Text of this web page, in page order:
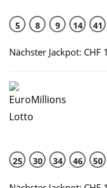
5 8 9 14 41
Nächster Jackpot: CHF
25 30 34 46 50